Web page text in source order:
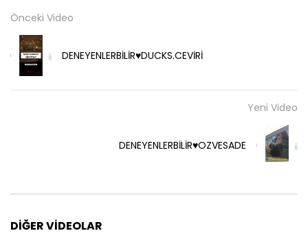
Önceki Video
DENEYENLERBİLİR♥️DUCKS.CEVİRİ
Yeni Video
DENEYENLERBİLİR♥️OZVESADE
DIĞER VIDEOLAR